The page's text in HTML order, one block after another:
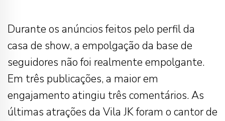
Durante os anúncios feitos pelo perfil da
casa de show, a empolgação da base de
seguidores não foi realmente empolgante.
Em três publicações, a maior em
engajamento atingiu três comentários. As
últimas atrações da Vila JK foram o cantor de